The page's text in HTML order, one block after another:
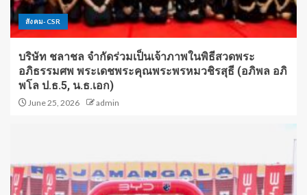
สังคม-CSR
บริษัท ชลาชล จำกัดร่วมเป็นเจ้าภาพในพิธีสวดพระ
อภิธรรมศพ พระเดชพระคุณพระพรหมวชิรสุธี (อภิพล อภิ
พโล ป.ธ.5, น.ธ.เอก)
June 25, 2026 admin